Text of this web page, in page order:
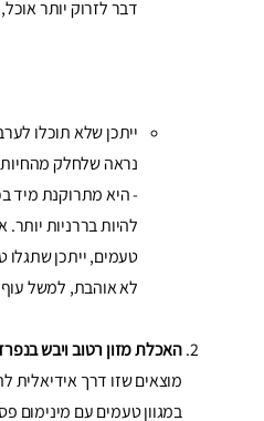
דבר לזרוק יותר
ייתכן שלא תוכלו
נראה שלחלק
- היא מתרוקנת מיד
להיות בררניות
טעמים, ייתכן
לא אוהבת, למשל
האכלת מזון רטוב ויבש
מוצאים שזו דרך
במגוון טעמים עם מינימום